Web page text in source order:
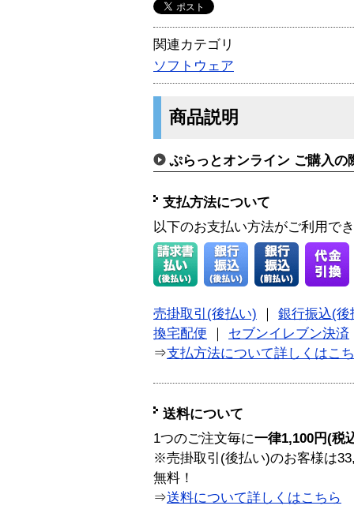
関連カテゴリ
ソフトウェア
商品説明
ぷらっとオンライン ご購入の
支払方法について
以下のお支払い方法がご利用で
売掛取引(後払い)
銀行振込(後
換宅配便
セブンイレブン決済
⇒支払方法について詳しくはこ
送料について
1つのご注文毎に一律1,100円(税
※売掛取引(後払い)のお客様は
無料！
⇒送料について詳しくはこちら